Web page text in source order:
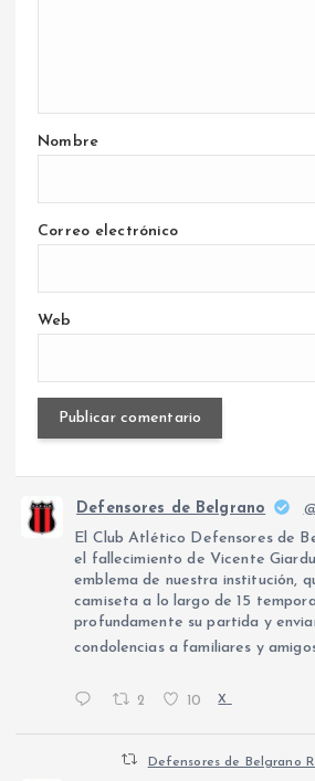
Nombre
Correo electrónico
Web
Defensores de Belgrano
El Club Atlético Defensores de
el fallecimiento de Vicente
emblema de nuestra institución,
camiseta a lo largo de 15
profundamente su partida y
condolencias a familiares y
2 10 X
Defensores de Belgrano